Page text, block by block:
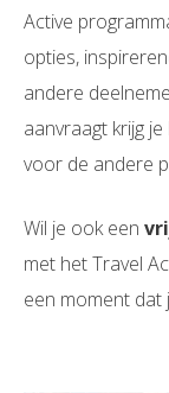
Active
opties,
andere
aanvraagt krijg
voor de andere
Wil je ook een
met het Travel
een moment dat